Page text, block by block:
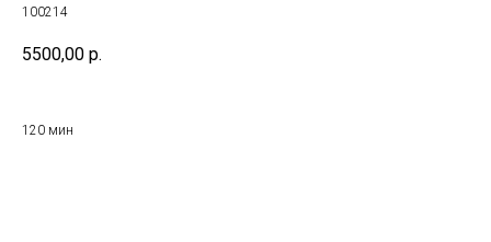
100214
5500,00 р.
120 мин